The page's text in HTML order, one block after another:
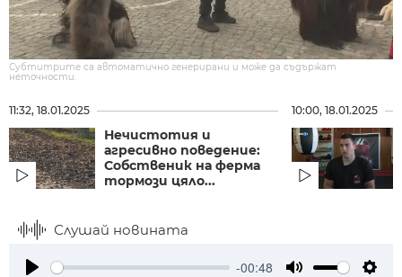
Субтитрите са автоматично генерирани и може да съдържат
неточности.
11:32, 18.01.2025
Нечистотия и
агресивно поведение:
Собственик на ферма
тормози цяло...
10:00, 18.01.2025
Слушай новината
-00:48